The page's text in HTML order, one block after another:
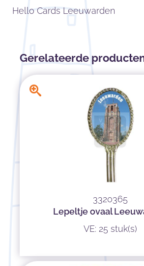
Hello Cards Leeuwarden
Gerelateerde
3320365
Lepeltje ovaal
VE: 25 stuk(s)